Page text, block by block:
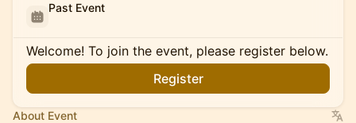
Past Event
Welcome! To join the event, please register below.
Register
About Event